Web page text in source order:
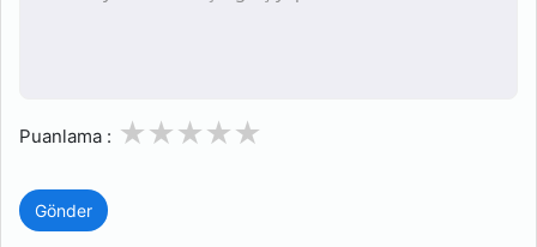
Puanlama : 3
2
1
Gönder